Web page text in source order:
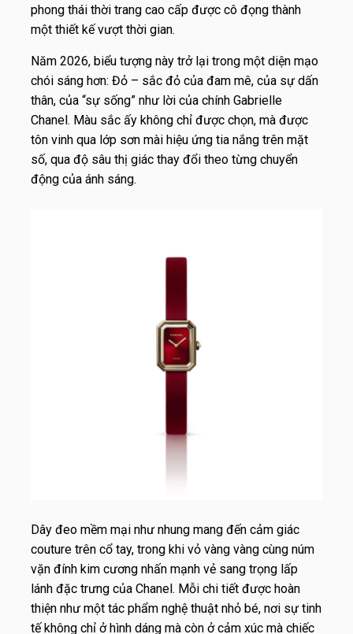
phong thái thời trang cao cấp được cô đọng thành
một thiết kế vượt thời gian.
Năm 2026, biểu tượng này trở lại trong một diện mạo
chói sáng hơn: Đỏ – sắc đỏ của đam mê, của sự dấn
thân, của “sự sống” như lời của chính Gabrielle
Chanel. Màu sắc ấy không chỉ được chọn, mà được
tôn vinh qua lớp sơn mài hiệu ứng tia nắng trên mặt
số, qua độ sâu thị giác thay đổi theo từng chuyển
động của ánh sáng.
Dây đeo mềm mại như nhung mang đến cảm giác
couture trên cổ tay, trong khi vỏ vàng vàng cùng núm
vặn đính kim cương nhấn mạnh vẻ sang trọng lấp
lánh đặc trưng của Chanel. Mỗi chi tiết được hoàn
thiện như một tác phẩm nghệ thuật nhỏ bé, nơi sự tinh
tế không chỉ ở hình dáng mà còn ở cảm xúc mà chiếc